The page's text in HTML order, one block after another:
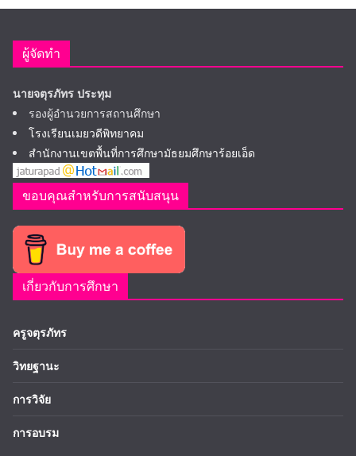
ผู้จัดทำ
นายจตุรภัทร ประทุม
รองผู้อำนวยการสถานศึกษา
โรงเรียนเมยวดีพิทยาคม
สำนักงานเขตพื้นที่การศึกษามัธยมศึกษาร้อยเอ็ด
ขอบคุณสำหรับการสนับสนุน
เกี่ยวกับการศึกษา
ครูจตุรภัทร
วิทยฐานะ
การวิจัย
การอบรม